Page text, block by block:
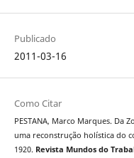
Publicado
2011-03-16
Como Citar
PESTANA, Marco Marques. Da
uma reconstrução holística do
1920. Revista Mundos do